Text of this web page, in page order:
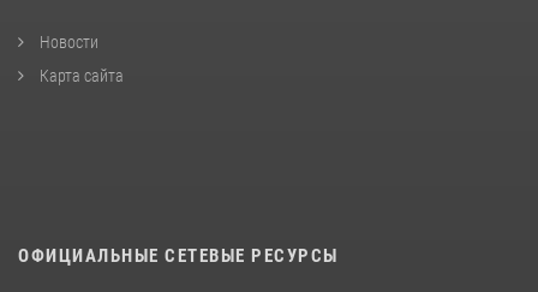
Новости
Карта сайта
ОФИЦИАЛЬНЫЕ СЕТЕВЫЕ РЕСУРСЫ